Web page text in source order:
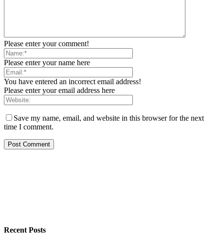
Please enter your comment!
Please enter your name here
You have entered an incorrect email address!
Please enter your email address here
Save my name, email, and website in this browser for the next
time I comment.
Recent Posts